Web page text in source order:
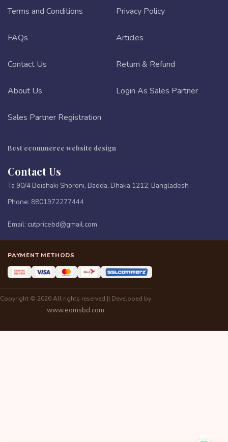
Terms and Conditions Privacy Policy
FAQs Articles
Contact Us Return & Refund
About Us Login As Sales Partner
Sales Partner Registration
Best ecommerce website design
Contact Us
Ta 90/4 Boishaki Shoroni, Badda, Dhaka 1212, Bangladesh
Phone: 8801972277444
Email: cutpricebd@gmail.com
PAYMENT METHODS
Copyright © 2026 All rights reserved || Developed by
www.eomsbd.com